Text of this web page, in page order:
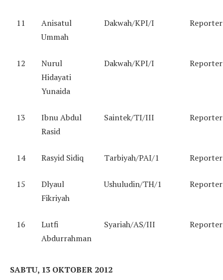
11
Anisatul
Ummah
Dakwah/KPI/I Reporter
12
Nurul
Hidayati
Yunaida
Dakwah/KPI/I Reporter
13
Ibnu Abdul
Rasid
Saintek/TI/III Reporter
14 Rasyid Sidiq Tarbiyah/PAI/1 Reporter
15
Dlyaul
Fikriyah
Ushuludin/TH/1 Reporter
16
Lutfi
Abdurrahman
Syariah/AS/III Reporter
SABTU, 13 OKTOBER 2012